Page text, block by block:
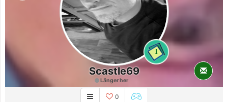
1
Scastle69
Länger her
0